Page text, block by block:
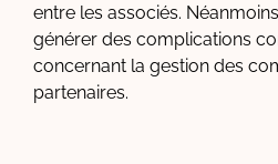
entre les associés.
générer des complications
concernant la gestion des
partenaires.